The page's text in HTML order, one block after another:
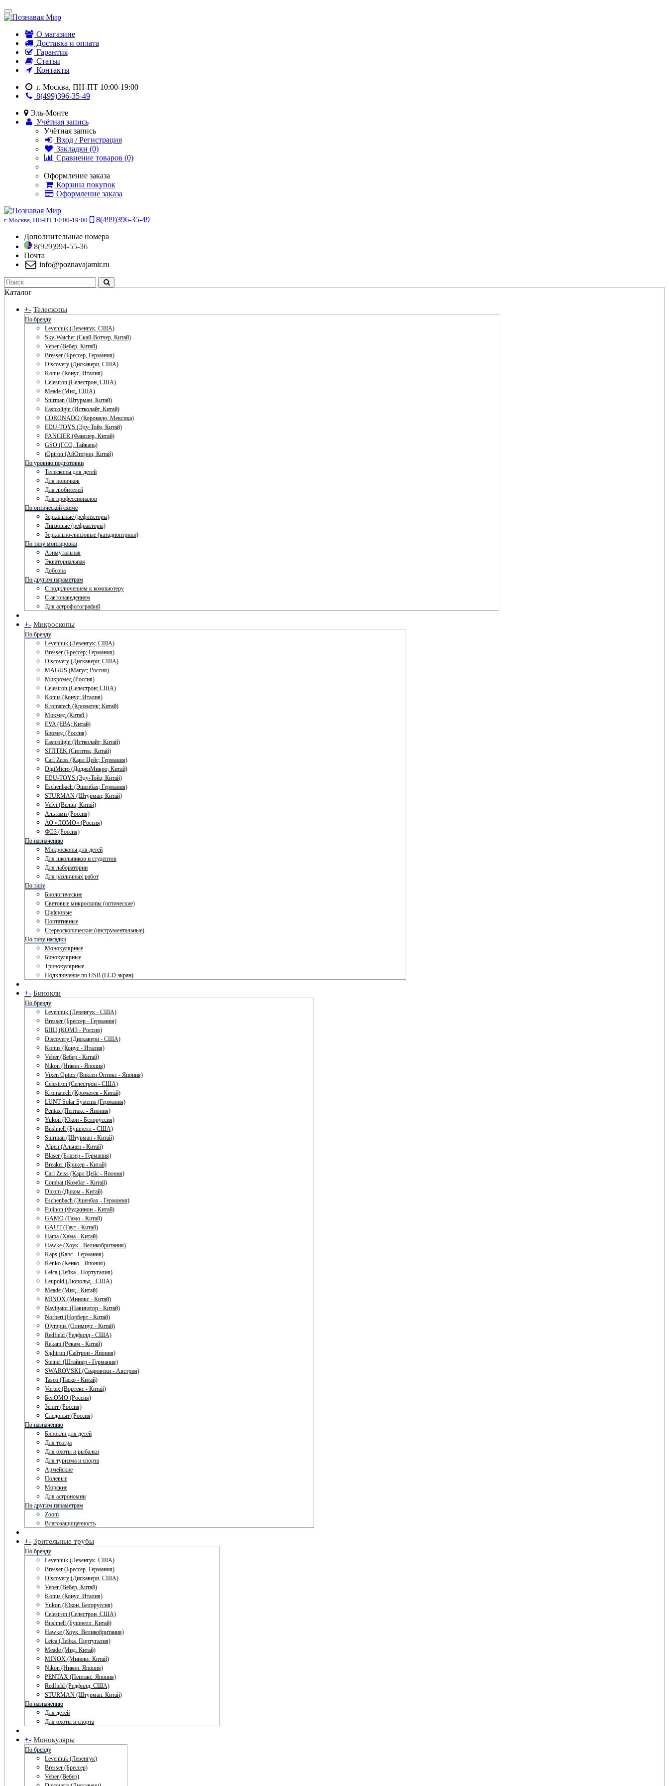
О магазине
Доставка и оплата
Гарантия
Статьи
Контакты
г. Москва, ПН-ПТ 10:00-19:00
8(499)396-35-49
Эль-Монте
Учётная запись
Учётная запись
Вход / Регистрация
Закладки (0)
Сравнение товаров (0)
Оформление заказа
Корзина покупок
Оформление заказа
г. Москва, ПН-ПТ 10:00-19:00
8(499)396-35-49
Дополнительные номера
8(929)994-55-36
Почта
info@poznavajamir.ru
Каталог
+- Телескопы
По бренду
Levenhuk (Левенгук, США)
Sky-Watcher (Скай-Вотчер, Китай)
Veber (Вебер, Китай)
Bresser (Брессер, Германия)
Discovery (Дискавери, США)
Konus (Конус, Италия)
Celestron (Селестрон, США)
Meade (Мид, США)
Sturman (Штурман, Китай)
Eastcolight (Истколайт, Китай)
CORONADO (Коронадо, Мексика)
EDU-TOYS (Эду-Тойз, Китай)
FANCIER (Фансиер, Китай)
GSO (ГСО, Тайвань)
iOptron (АйОптрон, Китай)
По уровню подготовки
Телескопы для детей
Для новичков
Для любителей
Для профессионалов
По оптической схеме
Зеркальные (рефлекторы)
Линзовые (рефракторы)
Зеркально-линзовые (катадиоптрики)
По типу монтировки
Азимутальная
Экваториальная
Добсона
По другим параметрам
С подключением к компьютеру
С автонаведением
Для астрофотографий
+- Микроскопы
По бренду
Levenhuk (Левенгук; США)
Bresser (Брессер; Германия)
Discovery (Дискавери; США)
MAGUS (Магус; Россия)
Микромед (Россия)
Celestron (Селестрон; США)
Konus (Конус; Италия)
Kromatech (Кроматек; Китай)
Микмед (Китай.)
EVA (ЕВА; Китай)
Биомед (Россия)
Eastcolight (Истколайт; Китай)
SITITEK (Сититек; Китай)
Carl Zeiss (Карл Цейс; Германия)
DigiMicro (ДиджиМикро; Китай)
EDU-TOYS (Эду-Тойз; Китай)
Eschenbach (Эшенбах; Германия)
STURMAN (Штурман; Китай)
Velvi (Велви; Китай)
Альтами (Россия)
АО «ЛОМО» (Россия)
ФОЗ (Россия)
По назначению
Микроскопы для детей
Для школьников и студентов
Для лаборатории
Для различных работ
По типу
Биологические
Световые микроскопы (оптические)
Цифровые
Портативные
Стереоскопические (инструментальные)
По типу насадки
Монокулярные
Бинокулярные
Тринокулярные
Подключение по USB (LCD экран)
+- Бинокли
По бренду
Levenhuk (Левенгук - США)
Bresser (Брессер - Германия)
БПЦ (КОМЗ - Россия)
Discovery (Дискавери - США)
Konus (Конус - Италия)
Veber (Вебер - Китай)
Nikon (Никон - Япония)
Vixen Optics (Виксен Оптикс - Япония)
Celestron (Селестрон - США)
Kromatech (Кроматек - Китай)
LUNT Solar Systems (Германия)
Pentax (Пентакс - Япония)
Yukon (Юкон - Белоруссия)
Bushnell (Бушнелл - США)
Sturman (Штурман - Китай)
Alpen (Альпен - Китай)
Blaser (Блазер - Германия)
Breaker (Брикер - Китай)
Carl Zeiss (Карл Цейс - Япония)
Combat (Комбат - Китай)
Dicom (Диком - Китай)
Eschenbach (Эшенбах - Германия)
Fujinon (Фуджинон - Китай)
GAMO (Гамо - Китай)
GAUT (Гаут - Китай)
Hama (Хама - Китай)
Hawke (Хоук - Великобритания)
Kaps (Капс - Германия)
Kenko (Кенко - Япония)
Leica (Лейка - Португалия)
Leupold (Люпольд - США)
Meade (Мид - Китай)
MINOX (Минокс - Китай)
Navigator (Навигатор - Китай)
Norbert (Норберт - Китай)
Olympus (Олимпус - Китай)
Redfield (Редфилд - США)
Rekam (Рекам - Китай)
Sightron (Сайтрон - Япония)
Steiner (Штайнер - Германия)
SWAROVSKI (Сваровски - Австрия)
Tasco (Таско - Китай)
Vortex (Вортекс - Китай)
БелОМО (Россия)
Зенит (Россия)
Следопыт (Россия)
По назначению
Бинокли для детей
Для театра
Для охоты и рыбалки
Для туризма и спорта
Армейские
Полевые
Морские
Для астрономии
По другим параметрам
Zoom
Влагозащищенность
+- Зрительные трубы
По бренду
Levenhuk (Левенгук. США)
Bresser (Брессер. Германия)
Discovery (Дискавери. США)
Veber (Вебер. Китай)
Konus (Конус. Италия)
Yukon (Юкон. Белоруссия)
Celestron (Селестрон. США)
Bushnell (Бушнелл. Китай)
Hawke (Хоук. Великобритания)
Leica (Лейка. Португалия)
Meade (Мид. Китай)
MINOX (Минокс. Китай)
Nikon (Никон. Япония)
PENTAX (Пентакс. Япония)
Redfield (Редфилд. США)
STURMAN (Штурман. Китай)
По назначению
Для детей
Для охоты и спорта
+- Монокуляры
По бренду
Levenhuk (Левенгук)
Bresser (Брессер)
Veber (Вебер)